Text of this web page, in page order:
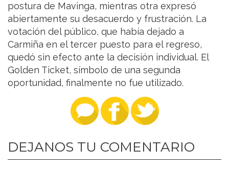
postura de Mavinga, mientras otra expresó
abiertamente su desacuerdo y frustración. La
votación del público, que había dejado a
Carmiña en el tercer puesto para el regreso,
quedó sin efecto ante la decisión individual. El
Golden Ticket, símbolo de una segunda
oportunidad, finalmente no fue utilizado.
DEJANOS TU COMENTARIO